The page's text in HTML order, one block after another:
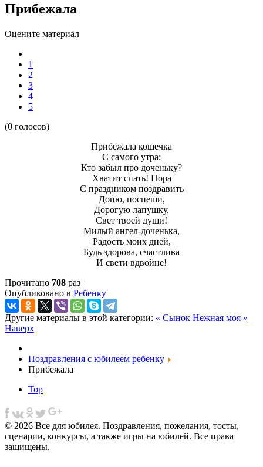
Прибежала
Оцените материал
1
2
3
4
5
(0 голосов)
Прибежала кошечка
С самого утра:
Кто забыл про доченьку?
Хватит спать! Пора
С праздником поздравить
Доцю, поспеши,
Дорогую лапушку,
Свет твоей души!
Милый ангел-доченька,
Радость моих дней,
Будь здорова, счастлива
И свети вдвойне!
Прочитано 708 раз
Опубликовано в Ребенку
Другие материалы в этой категории: « Сынок Нежная моя »
Наверх
Поздравления с юбилеем ребенку
Прибежала
Top
© 2026 Все для юбилея. Поздравления, пожелания, тосты,
сценарии, конкурсы, а также игры на юбилей. Все права
защищены.